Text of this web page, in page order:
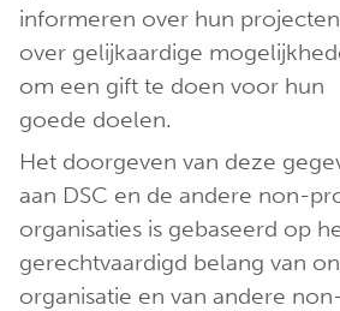
informeren over hun
over gelijkaardige
om een gift te doen voor hun
goede doelen.
Het doorgeven van deze
aan DSC en de andere non-
organisaties is gebaseerd op
gerechtvaardigd belang van
organisatie en van andere